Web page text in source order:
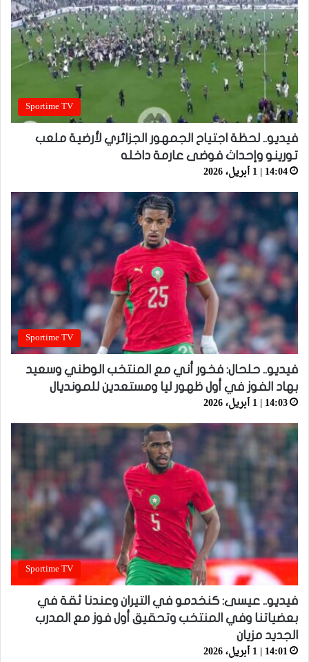
Sportime TV
فيديو.. لحظة اجتياح الجمهور الجزائري لأرضية ملعب
تورينو وإحداث فوضى عارمة داخله
14:04 | 1 أبريل، 2026
Sportime TV
فيديو.. حلحال: فخور أني مع المنتخب الوطني وسعيد
بهاد الفوز في أول ظهور ليا ومستعدين للمونديال
14:03 | 1 أبريل، 2026
Sportime TV
فيديو.. عيسى: كنخدمو في التيران وعندنا ثقة في
بعضياتنا وفي المنتخب وتحقيق أول فوز مع المدرب
الجديد مزيان
14:01 | 1 أبريل، 2026